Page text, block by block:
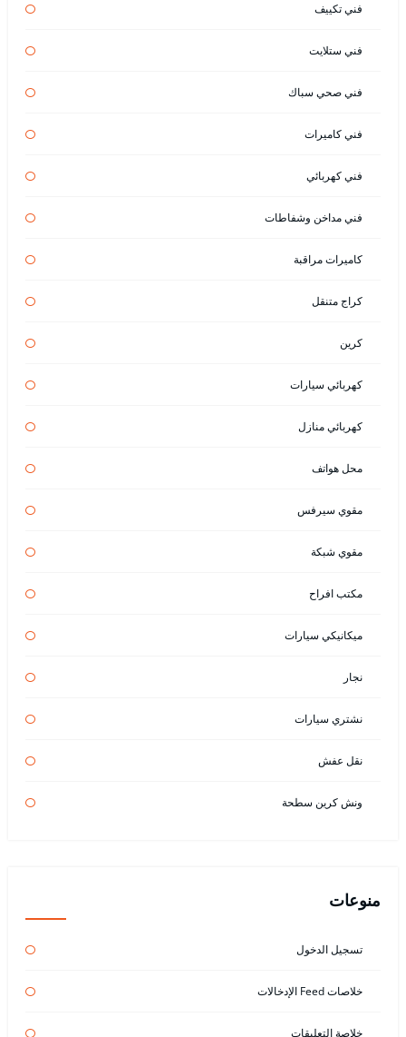
فني تكييف
فني ستلايت
فني صحي سباك
فني كاميرات
فني كهربائي
فني مداخن وشفاطات
كاميرات مراقبة
كراج متنقل
كرين
كهربائي سيارات
كهربائي منازل
محل هواتف
مقوي سيرفس
مقوي شبكة
مكتب افراح
ميكانيكي سيارات
نجار
نشتري سيارات
نقل عفش
ونش كرين سطحة
منوعات
تسجيل الدخول
خلاصات Feed الإدخالات
خلاصة التعليقات